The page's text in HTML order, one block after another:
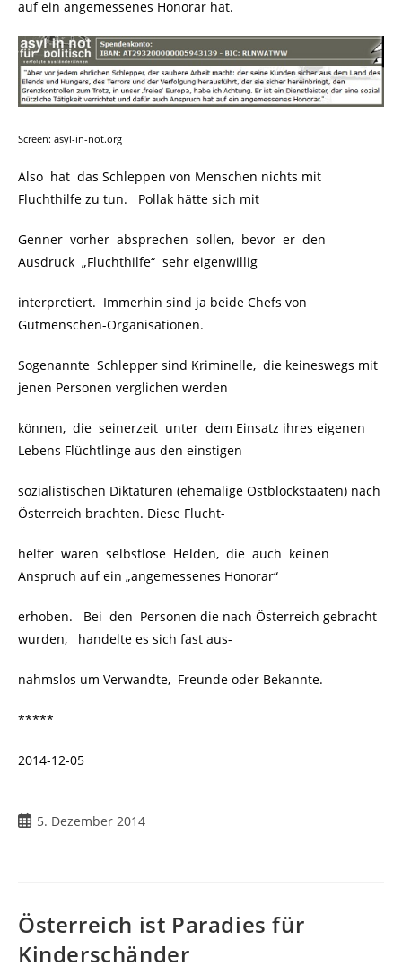
auf ein angemessenes Honorar hat.
Screen: asyl-in-not.org
Also hat das Schleppen von Menschen nichts mit
Fluchthilfe zu tun. Pollak hätte sich mit
Genner vorher absprechen sollen, bevor er den
Ausdruck „Fluchthilfe“ sehr eigenwillig
interpretiert. Immerhin sind ja beide Chefs von
Gutmenschen-Organisationen.
Sogenannte Schlepper sind Kriminelle, die keineswegs mit
jenen Personen verglichen werden
können, die seinerzeit unter dem Einsatz ihres eigenen
Lebens Flüchtlinge aus den einstigen
sozialistischen Diktaturen (ehemalige Ostblockstaaten) nach
Österreich brachten. Diese Flucht-
helfer waren selbstlose Helden, die auch keinen
Anspruch auf ein „angemessenes Honorar“
erhoben. Bei den Personen die nach Österreich gebracht
wurden, handelte es sich fast aus-
nahmslos um Verwandte, Freunde oder Bekannte.
*****
2014-12-05
Beitrag5. Dezember 2014
Österreich ist Paradies für
Kinderschänder